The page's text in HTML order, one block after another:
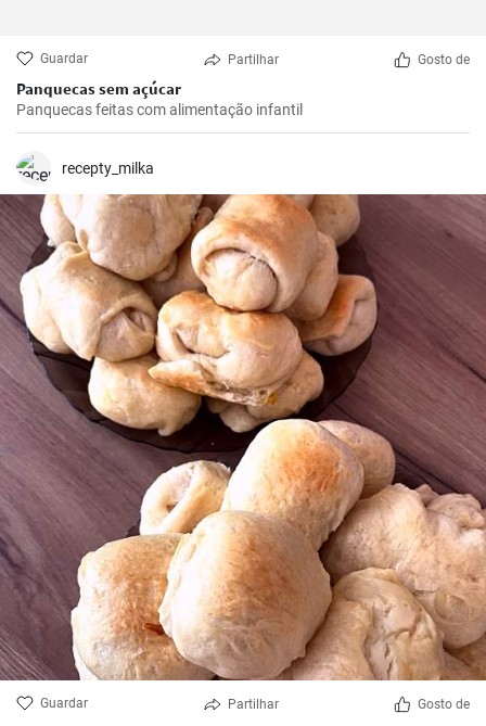
Guardar Partilhar Gosto de
Panquecas sem açúcar
Panquecas feitas com alimentação infantil
recepty_milka
Guardar Partilhar Gosto de